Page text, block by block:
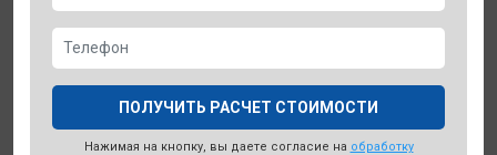
Нажимая на кнопку, вы даете согласие на обработку